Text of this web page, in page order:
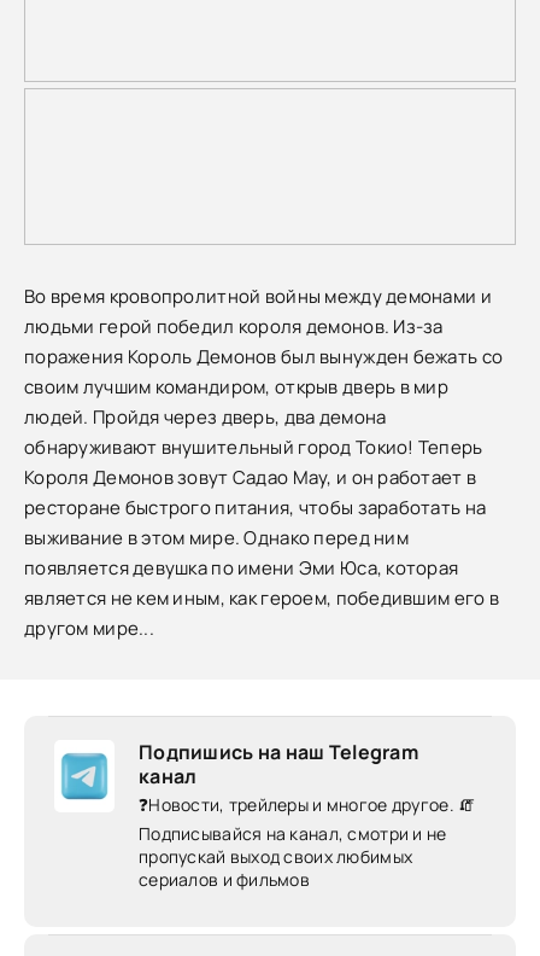
Во время кровопролитной войны между демонами и
людьми герой победил короля демонов. Из-за
поражения Король Демонов был вынужден бежать со
своим лучшим командиром, открыв дверь в мир
людей. Пройдя через дверь, два демона
обнаруживают внушительный город Токио! Теперь
Короля Демонов зовут Садао Мау, и он работает в
ресторане быстрого питания, чтобы заработать на
выживание в этом мире. Однако перед ним
появляется девушка по имени Эми Юса, которая
является не кем иным, как героем, победившим его в
другом мире...
Подпишись на наш Telegram
канал
❓Новости, трейлеры и многое другое. 🧯
Подписывайся на канал, смотри и не
пропускай выход своих любимых
сериалов и фильмов